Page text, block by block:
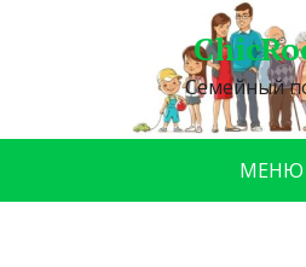
Семейный
МЕНЮ